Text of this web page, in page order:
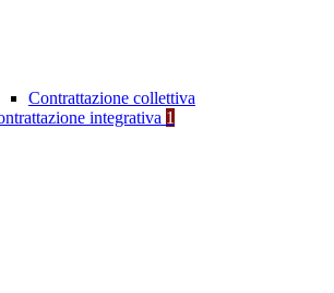
Contrattazione collettiva
integrativa 1